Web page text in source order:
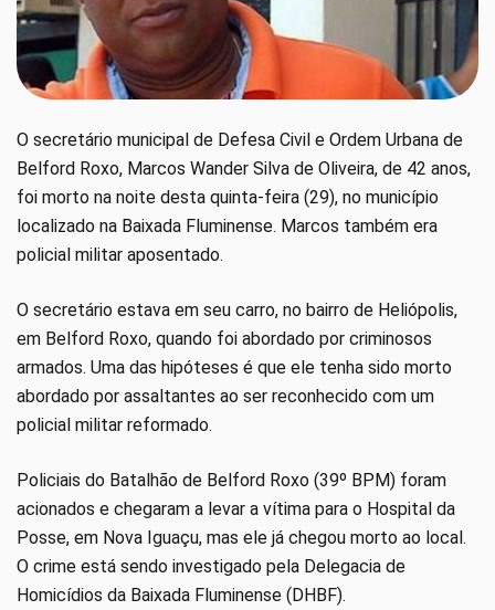
O secretário municipal de Defesa Civil e Ordem Urbana de
Belford Roxo, Marcos Wander Silva de Oliveira, de 42 anos,
foi morto na noite desta quinta-feira (29), no município
localizado na Baixada Fluminense. Marcos também era
policial militar aposentado.
O secretário estava em seu carro, no bairro de Heliópolis,
em Belford Roxo, quando foi abordado por criminosos
armados. Uma das hipóteses é que ele tenha sido morto
abordado por assaltantes ao ser reconhecido com um
policial militar reformado.
Policiais do Batalhão de Belford Roxo (39º BPM) foram
acionados e chegaram a levar a vítima para o Hospital da
Posse, em Nova Iguaçu, mas ele já chegou morto ao local.
O crime está sendo investigado pela Delegacia de
Homicídios da Baixada Fluminense (DHBF).